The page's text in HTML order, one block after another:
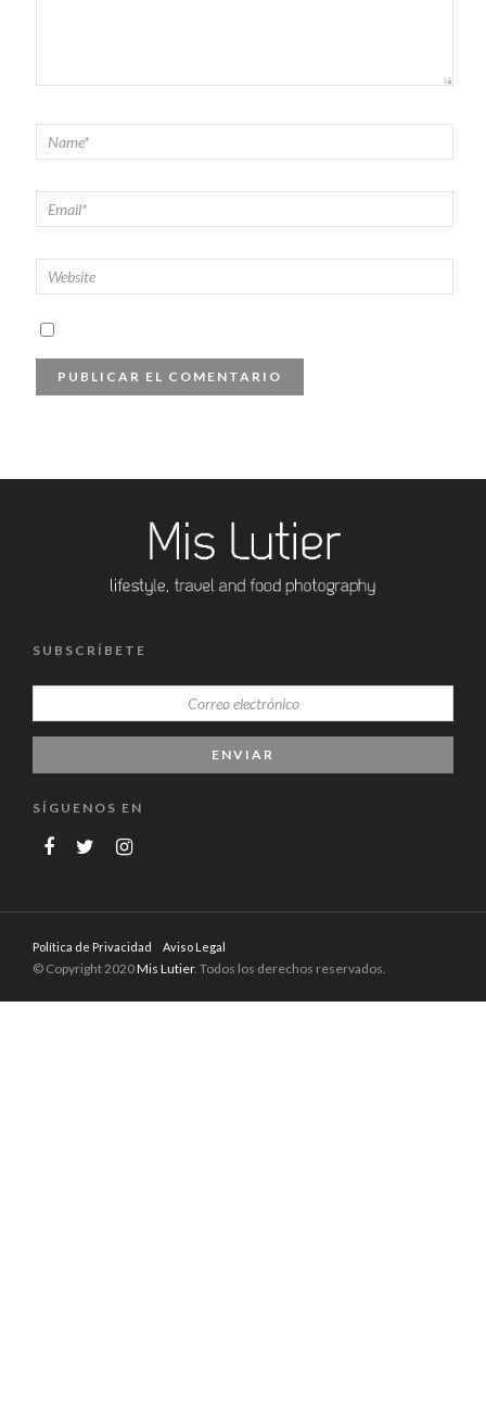
SUBSCRÍBETE
SÍGUENOS EN
Política de Privacidad Aviso Legal
© Copyright 2020Mis Lutier. Todos los derechos reservados.